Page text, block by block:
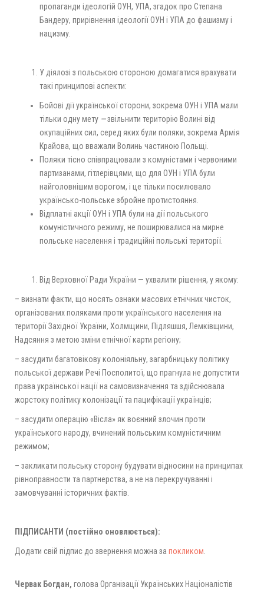
пропаганди ідеологій ОУН, УПА, згадок про Степана
Бандеру, прирівнення ідеології ОУН і УПА до фашизму і
нацизму.
У діялозі з польською стороною домагатися врахувати
такі принципові аспекти:
Бойові дії української сторони, зокрема ОУН і УПА мали
тільки одну мету —звільнити територію Волині від
окупаційних сил, серед яких були поляки, зокрема Армія
Крайова, що вважали Волинь частиною Польщі.
Поляки тісно співпрацювали з комуністами і червоними
партизанами, гітлерівцями, що для ОУН і УПА були
найголовнішим ворогом, і це тільки посилювало
українсько-польське збройне протистояння.
Відплатні акції ОУН і УПА були на дії польського
комуністичного режиму, не поширювалися на мирне
польське населення і традиційні польські території.
Від Верховної Ради України — ухвалити рішення, у якому:
– визнати факти, що носять ознаки масових етнічних чисток,
організованих поляками проти українського населення на
території Західної України, Холмщини, Підляшшя, Лемківщини,
Надсяння з метою зміни етнічної карти регіону;
– засудити багатовікову колоніяльну, загарбницьку політику
польської держави Речі Посполитої, що прагнула не допустити
права української нації на самовизначення та здійснювала
жорстоку політику колонізації та пацифікації українців;
– засудити операцію «Вісла» як воєнний злочин проти
українського народу, вчинений польським комуністичним
режимом;
– закликати польську сторону будувати відносини на принципах
рівноправности та партнерства, а не на перекручуванні і
замовчуванні історичних фактів.
ПІДПИСАНТИ (постійно оновлюється):
Додати свій підпис до звернення можна за покликом
Червак Богдан, голова Організації Українських Націоналістів